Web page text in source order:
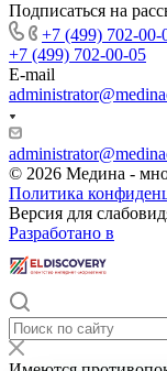
Подписаться на
+7 (499) 702-00-
+7 (499) 702-00-05
E-mail
© 2026 Медина -
Политика
Версия для
Разработано в